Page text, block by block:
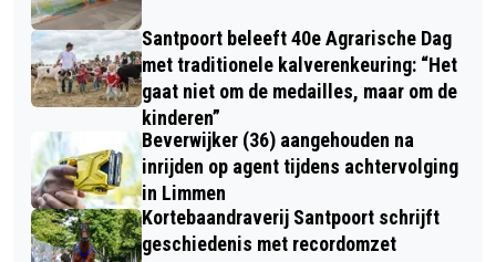
Santpoort beleeft 40e Agrarische Dag
met traditionele kalverenkeuring: “Het
gaat niet om de medailles, maar om de
kinderen”
Beverwijker (36) aangehouden na
inrijden op agent tijdens achtervolging
in Limmen
Kortebaandraverij Santpoort schrijft
geschiedenis met recordomzet